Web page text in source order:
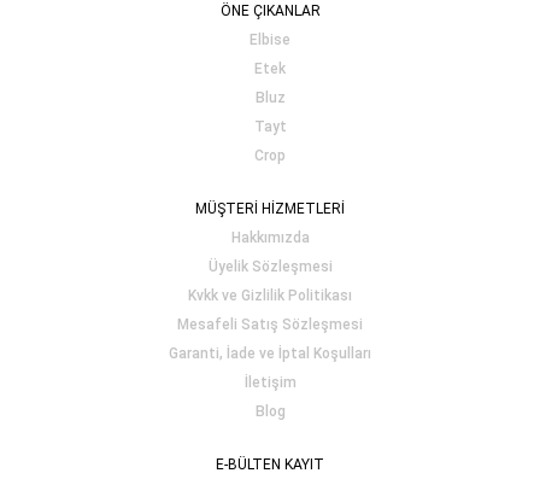
ÖNE ÇIKANLAR
Elbise
Etek
Bluz
Tayt
Crop
MÜŞTERİ HİZMETLERİ
Hakkımızda
Üyelik Sözleşmesi
Kvkk ve Gizlilik Politikası
Mesafeli Satış Sözleşmesi
Garanti, İade ve İptal Koşulları
İletişim
Blog
E-BÜLTEN KAYIT